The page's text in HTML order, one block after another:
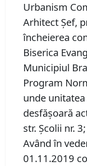
Urbanism
Arhitect Șef,
încheierea
Biserica
Municipiul
Program
unde
desfăşoară
str. Școlii nr. 3;
Având în
01.11.2019